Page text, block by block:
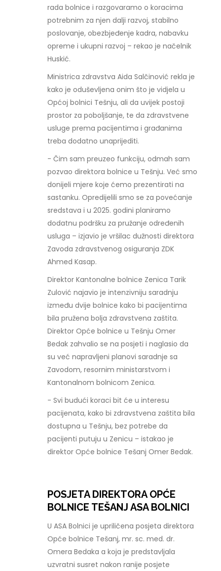
rada bolnice i razgovaramo o koracima
potrebnim za njen dalji razvoj, stabilno
poslovanje, obezbjeđenje kadra, nabavku
opreme i ukupni razvoj – rekao je načelnik
Huskić.
Ministrica zdravstva Aida Salčinović rekla je
kako je oduševljena onim što je vidjela u
Općoj bolnici Tešnju, ali da uvijek postoji
prostor za poboljšanje, te da zdravstvene
usluge prema pacijentima i građanima
treba dodatno unaprijediti.
- Čim sam preuzeo funkciju, odmah sam
pozvao direktora bolnice u Tešnju. Već smo
donijeli mjere koje ćemo prezentirati na
sastanku. Opredijelili smo se za povećanje
sredstava i u 2025. godini planiramo
dodatnu podršku za pružanje određenih
usluga – izjavio je vršilac dužnosti direktora
Zavoda zdravstvenog osiguranja ZDK
Ahmed Kasap.
Direktor Kantonalne bolnice Zenica Tarik
Zulović najavio je intenzivniju saradnju
između dvije bolnice kako bi pacijentima
bila pružena bolja zdravstvena zaštita.
Direktor Opće bolnice u Tešnju Omer
Bedak zahvalio se na posjeti i naglasio da
su već napravljeni planovi saradnje sa
Zavodom, resornim ministarstvom i
Kantonalnom bolnicom Zenica.
- Svi budući koraci bit će u interesu
pacijenata, kako bi zdravstvena zaštita bila
dostupna u Tešnju, bez potrebe da
pacijenti putuju u Zenicu – istakao je
direktor Opće bolnice Tešanj Omer Bedak.
POSJETA DIREKTORA OPĆE
BOLNICE TEŠANJ ASA BOLNICI
U ASA Bolnici je upriličena posjeta direktora
Opće bolnice Tešanj, mr. sc. med. dr.
Omera Bedaka a koja je predstavljala
uzvratni susret nakon ranije posjete